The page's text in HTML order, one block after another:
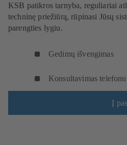
KSB patikros tarnyba, reguliariai
techninę priežiūrą, rūpinasi Jūsų
parengties lygiu.
Gedimų išvengimas
Konsultavimas
Į